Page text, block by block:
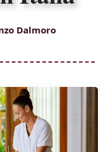
Dalmoro